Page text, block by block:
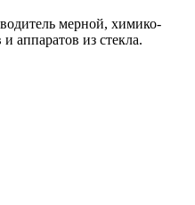
мерной, химико-
аппаратов из стекла.